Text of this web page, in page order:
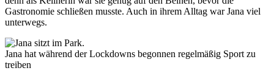
Gastronomie schließen musste. Auch in ihrem Alltag war Jana viel
unterwegs.
Jana hat während der Lockdowns begonnen regelmäßig Sport zu
treiben